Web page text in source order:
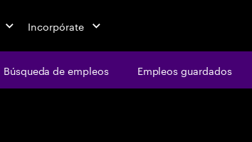
Incorpórate
Búsqueda de empleos Empleos guardados